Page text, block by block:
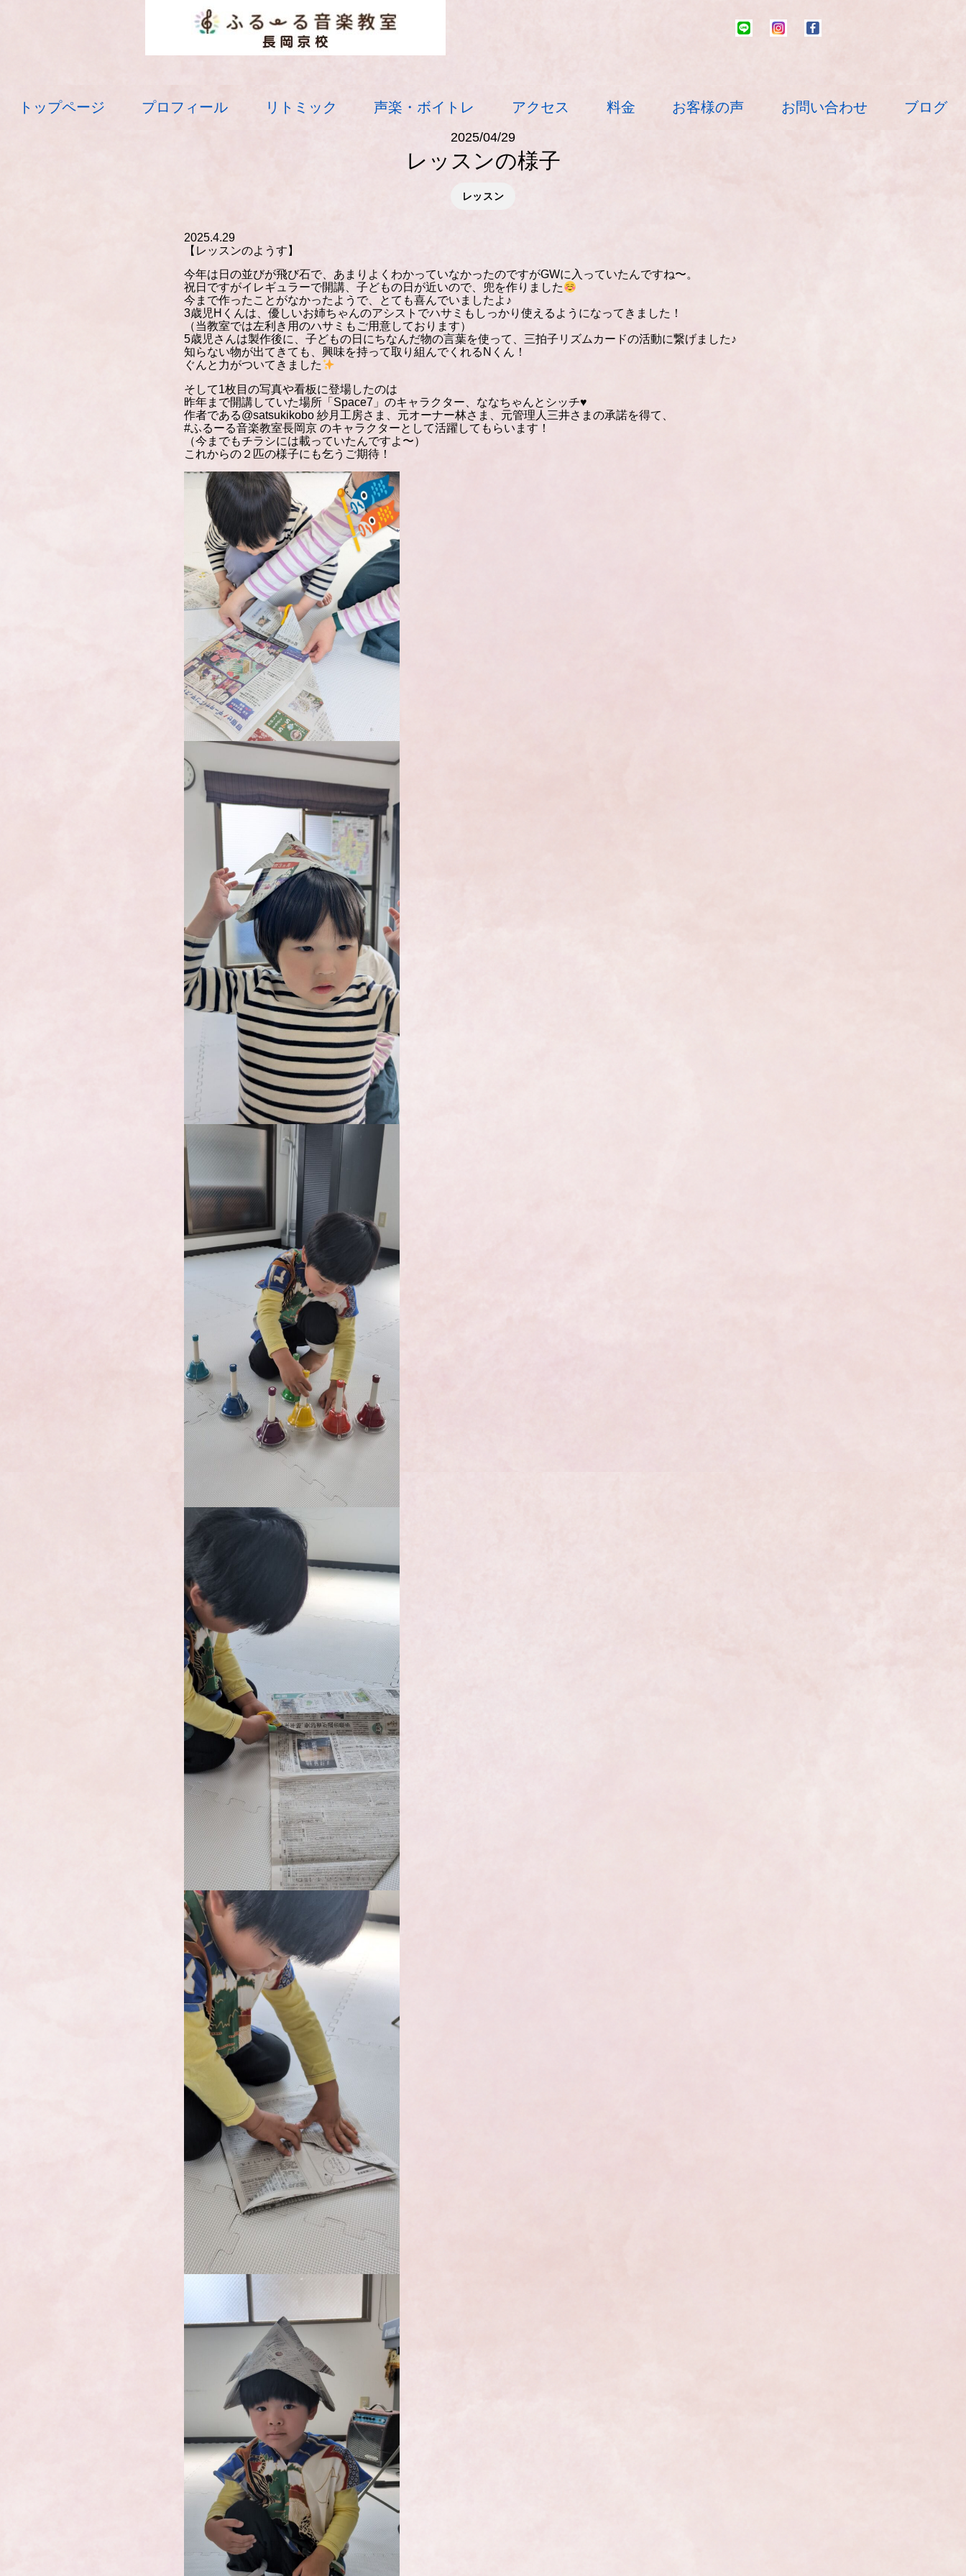
トップページ プロフィール リトミック 声楽・ボイトレ アクセス 料金 お客様の声 お問い合わせ ブログ
2025/04/29
レッスンの様子
レッスン
2025.4.29
【レッスンのようす】
今年は日の並びが飛び石で、あまりよくわかっていなかったのですがGWに入っていたんですね〜。
祝日ですがイレギュラーで開講、子どもの日が近いので、兜を作りました
今まで作ったことがなかったようで、とても喜んでいましたよ♪
3歳児Hくんは、優しいお姉ちゃんのアシストでハサミもしっかり使えるようになってきました！
（当教室では左利き用のハサミもご用意しております）
5歳児さんは製作後に、子どもの日にちなんだ物の言葉を使って、三拍子リズムカードの活動に繋げました♪
知らない物が出てきても、興味を持って取り組んでくれるNくん！
ぐんと力がついてきました
そして1枚目の写真や看板に登場したのは
昨年まで開講していた場所「Space7」のキャラクター、ななちゃんとシッチ♥
作者である@satsukikobo 紗月工房さま、元オーナー林さま、元管理人三井さまの承諾を得て、
#ふるーる音楽教室長岡京 のキャラクターとして活躍してもらいます！
（今までもチラシには載っていたんですよ〜）
これからの２匹の様子にも乞うご期待！